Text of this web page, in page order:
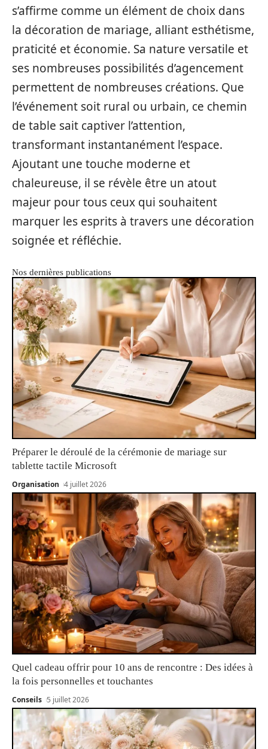
s’affirme comme un élément de choix dans
la décoration de mariage, alliant esthétisme,
praticité et économie. Sa nature versatile et
ses nombreuses possibilités d’agencement
permettent de nombreuses créations. Que
l’événement soit rural ou urbain, ce chemin
de table sait captiver l’attention,
transformant instantanément l’espace.
Ajoutant une touche moderne et
chaleureuse, il se révèle être un atout
majeur pour tous ceux qui souhaitent
marquer les esprits à travers une décoration
soignée et réfléchie.
Nos dernières publications
Préparer le déroulé de la cérémonie de mariage sur
tablette tactile Microsoft
Organisation 4 juillet 2026
Quel cadeau offrir pour 10 ans de rencontre : Des idées à
la fois personnelles et touchantes
Conseils 5 juillet 2026